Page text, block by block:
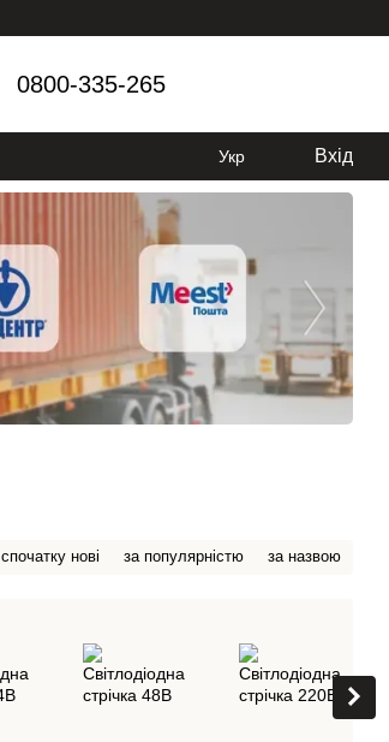
0800-335-265
Укр Вхід
спочатку нові за популярністю за назвою